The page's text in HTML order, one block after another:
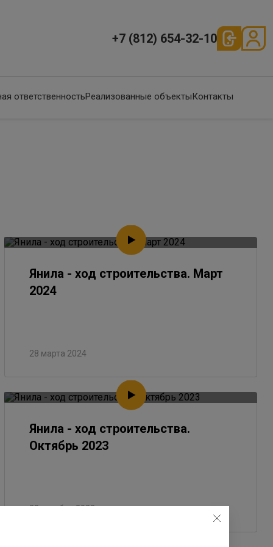
+7 (812) 654-32-10
ответственностьРеализованные объектыКонтакты
Янила - ход строительства. Март
2024
28 марта 2024
Янила - ход строительства.
Октябрь 2023
28 октября 2023